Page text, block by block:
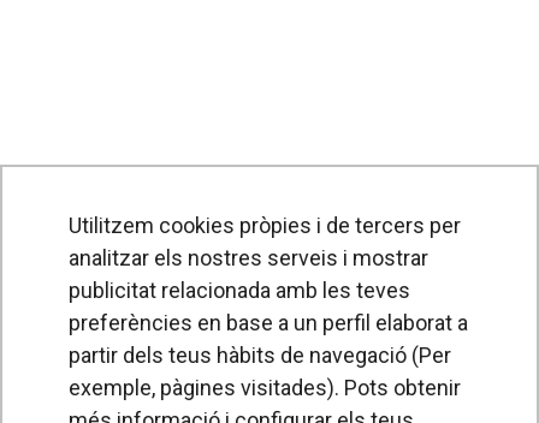
PRODUCTES
Utilitzem cookies pròpies i de tercers per
analitzar els nostres serveis i mostrar
publicitat relacionada amb les teves
preferències en base a un perfil elaborat a
partir dels teus hàbits de navegació (Per
exemple, pàgines visitades). Pots obtenir